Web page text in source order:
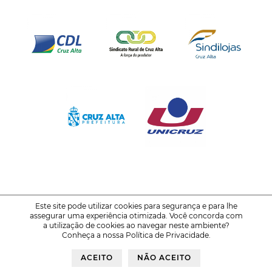
© 2021-2026FENATRIGO - Feira Nacional do Trigo
Política de Privacidade Voltar ao Topo
Este site pode utilizar cookies para segurança e para lhe
assegurar uma experiência otimizada. Você concorda com
a utilização de cookies ao navegar neste ambiente?
Conheça a nossa Política de Privacidade.
ACEITO NÃO ACEITO